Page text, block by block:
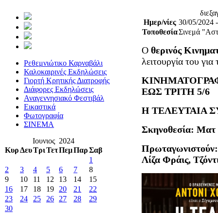
Ρεθεμνιώτικο Καρναβάλι
Καλοκαιρινές Εκδηλώσεις
Γιορτή Κρητικής Διατροφής
Διάφορες Εκδηλώσεις
Αναγεννησιακό Φεστιβάλ
Εικαστικά
Φωτογραφία
ΣΙΝΕΜΑ
Ιουνιος 2024
ΚυρΔευΤριΤετΠεμΠαρΣαβ
1
2
3 4 5 6 7
8
9
10 11 12 13 14
15
16
17 18 19 20 21
22
23
24 25 26 27 28
29
30
Ημερ/νίες 30/05/2024
ΤοποθεσίαΣινεμά
Ο θερινός
λειτουργία του
ΕΩΣ ΤΡΙΤΗ 5/6
Η ΤΕΛΕΥΤΑΙΑ
Σκηνοθεσία:
Πρωταγωνιστούν:
Λίζα Φράις,